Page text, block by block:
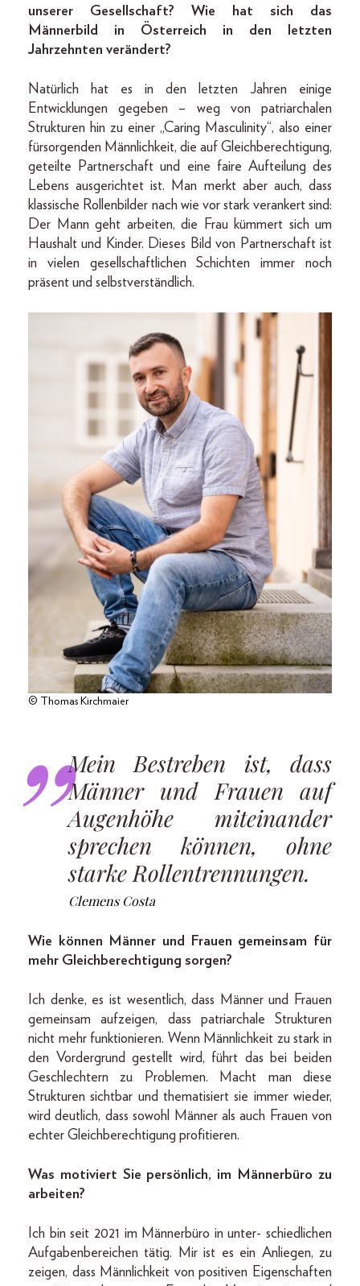
unserer Gesellschaft? Wie hat sich das
Männerbild in Österreich in den letzten
Jahrzehnten verändert?
Natürlich hat es in den letzten Jahren einige
Entwicklungen gegeben – weg von patriarchalen
Strukturen hin zu einer „Caring Masculinity“, also einer
fürsorgenden Männlichkeit, die auf Gleichberechtigung,
geteilte Partnerschaft und eine faire Aufteilung des
Lebens ausgerichtet ist. Man merkt aber auch, dass
klassische Rollenbilder nach wie vor stark verankert sind:
Der Mann geht arbeiten, die Frau kümmert sich um
Haushalt und Kinder. Dieses Bild von Partnerschaft ist
in vielen gesellschaftlichen Schichten immer noch
präsent und selbstverständlich.
© Thomas Kirchmaier
Mein Bestreben ist, dass
Männer und Frauen auf
Augenhöhe miteinander
sprechen können, ohne
starke Rollentrennungen.
Clemens Costa
Wie können Männer und Frauen gemeinsam für
mehr Gleichberechtigung sorgen?
Ich denke, es ist wesentlich, dass Männer und Frauen
gemeinsam aufzeigen, dass patriarchale Strukturen
nicht mehr funktionieren. Wenn Männlichkeit zu stark in
den Vordergrund gestellt wird, führt das bei beiden
Geschlechtern zu Problemen. Macht man diese
Strukturen sichtbar und thematisiert sie immer wieder,
wird deutlich, dass sowohl Männer als auch Frauen von
echter Gleichberechtigung profitieren.
Was motiviert Sie persönlich, im Männerbüro zu
arbeiten?
Ich bin seit 2021 im Männerbüro in unter- schiedlichen
Aufgabenbereichen tätig. Mir ist es ein Anliegen, zu
zeigen, dass Männlichkeit von positiven Eigenschaften